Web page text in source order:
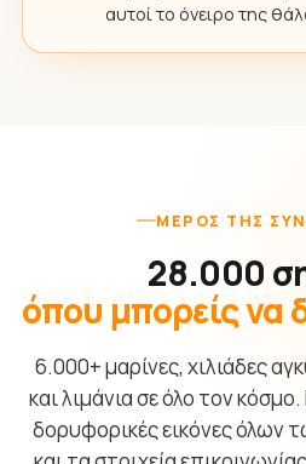
αυτοί το όνειρο της
ΜΈΡΟΣ ΤΗΣ
28.000
όπου μπορείς να
6.000+ μαρίνες, χιλιάδες
και λιμάνια σε όλο τον
δορυφορικές εικόνες όλων